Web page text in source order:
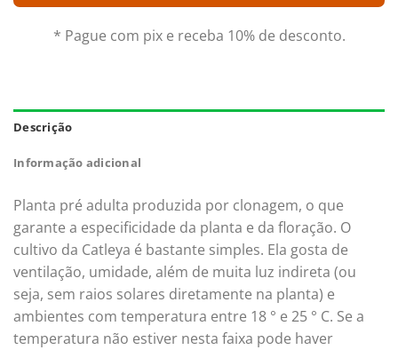
* Pague com pix e receba 10% de desconto.
Descrição
Informação adicional
Planta pré adulta produzida por clonagem, o que
garante a especificidade da planta e da floração. O
cultivo da Catleya é bastante simples. Ela gosta de
ventilação, umidade, além de muita luz indireta (ou
seja, sem raios solares diretamente na planta) e
ambientes com temperatura entre 18 ° e 25 ° C. Se a
temperatura não estiver nesta faixa pode haver